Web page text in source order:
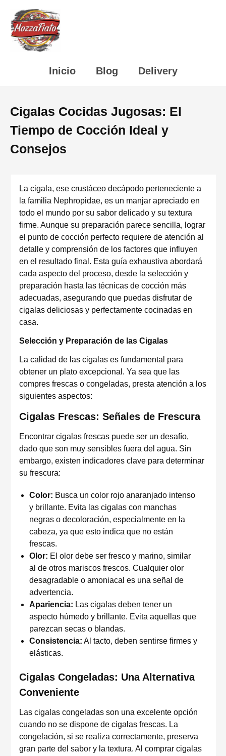
Inicio Blog Delivery
Cigalas Cocidas Jugosas: El
Tiempo de Cocción Ideal y
Consejos
La cigala, ese crustáceo decápodo perteneciente a
la familia Nephropidae, es un manjar apreciado en
todo el mundo por su sabor delicado y su textura
firme. Aunque su preparación parece sencilla, lograr
el punto de cocción perfecto requiere de atención al
detalle y comprensión de los factores que influyen
en el resultado final. Esta guía exhaustiva abordará
cada aspecto del proceso, desde la selección y
preparación hasta las técnicas de cocción más
adecuadas, asegurando que puedas disfrutar de
cigalas deliciosas y perfectamente cocinadas en
casa.
Selección y Preparación de las Cigalas
La calidad de las cigalas es fundamental para
obtener un plato excepcional. Ya sea que las
compres frescas o congeladas, presta atención a los
siguientes aspectos:
Cigalas Frescas: Señales de Frescura
Encontrar cigalas frescas puede ser un desafío,
dado que son muy sensibles fuera del agua. Sin
embargo, existen indicadores clave para determinar
su frescura:
Color: Busca un color rojo anaranjado intenso
y brillante. Evita las cigalas con manchas
negras o decoloración, especialmente en la
cabeza, ya que esto indica que no están
frescas.
Olor: El olor debe ser fresco y marino, similar
al de otros mariscos frescos. Cualquier olor
desagradable o amoniacal es una señal de
advertencia.
Apariencia: Las cigalas deben tener un
aspecto húmedo y brillante. Evita aquellas que
parezcan secas o blandas.
Consistencia: Al tacto, deben sentirse firmes y
elásticas.
Cigalas Congeladas: Una Alternativa
Conveniente
Las cigalas congeladas son una excelente opción
cuando no se dispone de cigalas frescas. La
congelación, si se realiza correctamente, preserva
gran parte del sabor y la textura. Al comprar cigalas